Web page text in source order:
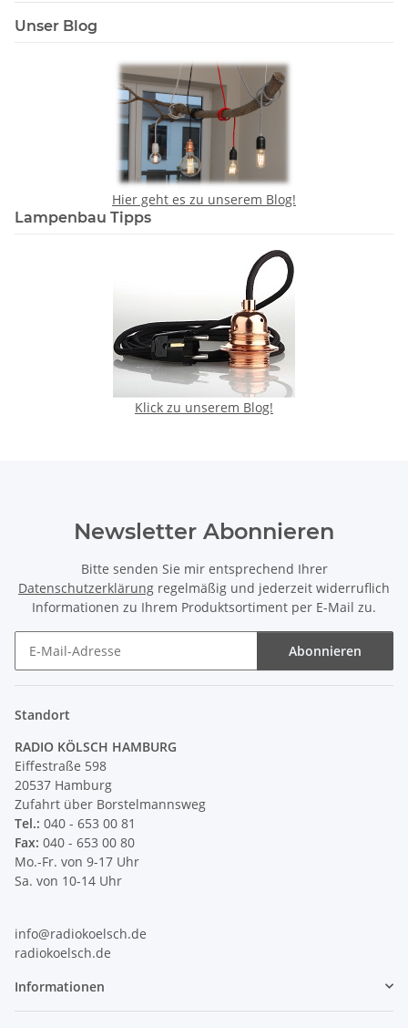
Unser Blog
Hier geht es zu unserem Blog!
Lampenbau Tipps
Klick zu unserem Blog!
Newsletter Abonnieren
Bitte senden Sie mir entsprechend Ihrer
Datenschutzerklärung regelmäßig und jederzeit widerruflich
Informationen zu Ihrem Produktsortiment per E-Mail zu.
Abonnieren
Standort
RADIO KÖLSCH HAMBURG
Eiffestraße 598
20537 Hamburg
Zufahrt über Borstelmannsweg
Tel.: 040 - 653 00 81
Fax: 040 - 653 00 80
Mo.-Fr. von 9-17 Uhr
Sa. von 10-14 Uhr
info@radiokoelsch.de
radiokoelsch.de
Informationen